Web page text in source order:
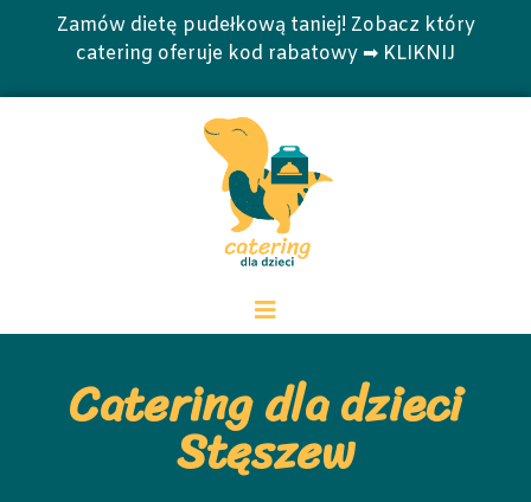
Zamów dietę pudełkową taniej! Zobacz który
catering oferuje kod rabatowy ➡ KLIKNIJ
Catering dla dzieci
Stęszew